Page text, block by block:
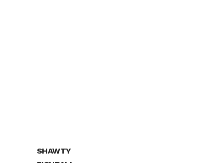
SHAWTY